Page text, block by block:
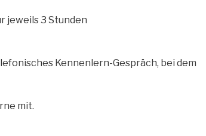
jeweils 3 Stunden
Kennenlern-Gespräch, bei dem
mit.